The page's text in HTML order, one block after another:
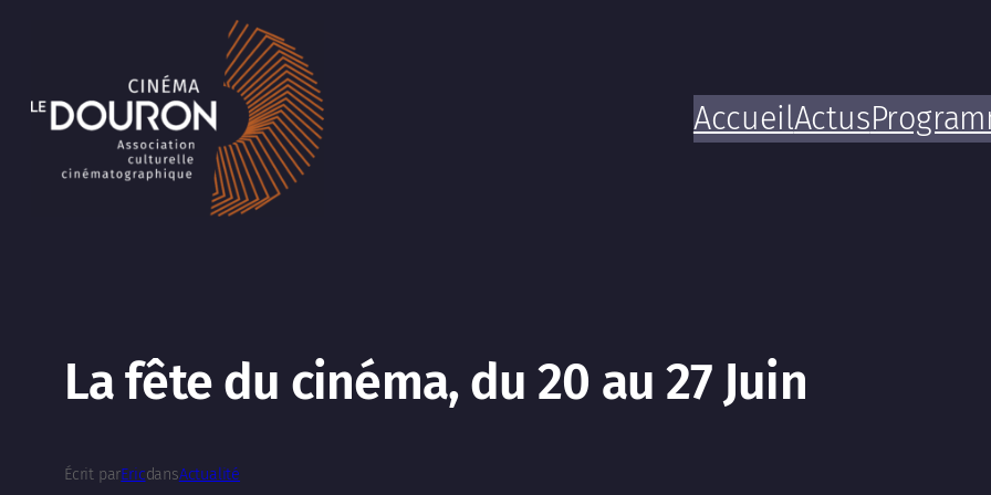
AccueilActus
La fête du cinéma, du 20 au 27 Juin
Écrit parEricdansActualité